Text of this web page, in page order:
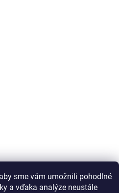
sme vám umožnili pohodlné
a vďaka analýze neustále